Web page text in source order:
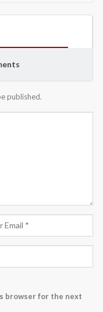
published.
browser for the next